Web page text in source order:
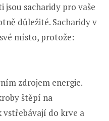
jsou sacharidy pro vaše
důležité. Sacharidy v
místo, protože:
zdrojem energie.
štěpí na
vstřebávají do krve a